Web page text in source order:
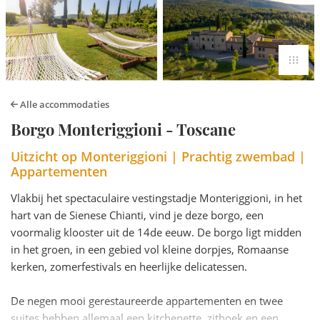
Alle accommodaties
Borgo Monteriggioni - Toscane
Uitzicht op Monteriggioni | Prachtig zwembad |
Appartementen
Vlakbij het spectaculaire vestingstadje Monteriggioni, in het
hart van de Sienese Chianti, vind je deze borgo, een
voormalig klooster uit de 14de eeuw. De borgo ligt midden
in het groen, in een gebied vol kleine dorpjes, Romaanse
kerken, zomerfestivals en heerlijke delicatessen.
De negen mooi gerestaureerde appartementen en twee